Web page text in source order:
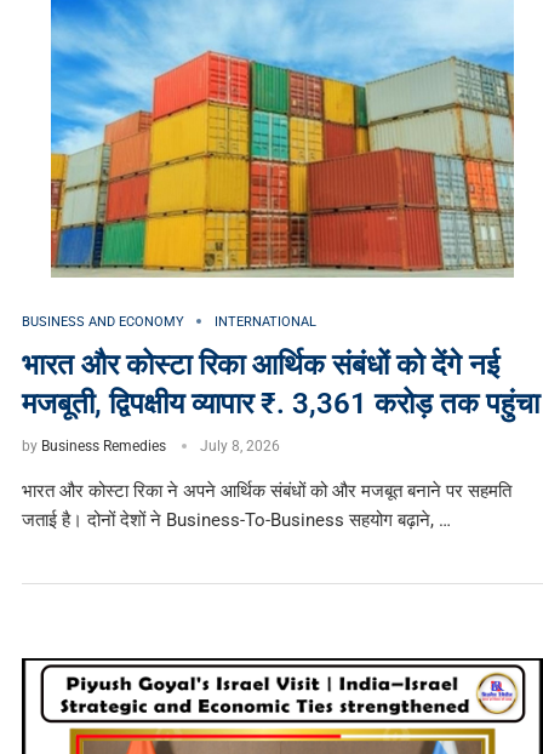
BUSINESS AND ECONOMY INTERNATIONAL
भारत और कोस्टा रिका आर्थिक संबंधों को देंगे नई
मजबूती, द्विपक्षीय व्यापार ₹. 3,361 करोड़ तक पहुंचा
by Business Remedies July 8, 2026
भारत और कोस्टा रिका ने अपने आर्थिक संबंधों को और मजबूत बनाने पर सहमति
जताई है। दोनों देशों ने Business-To-Business सहयोग बढ़ाने, …